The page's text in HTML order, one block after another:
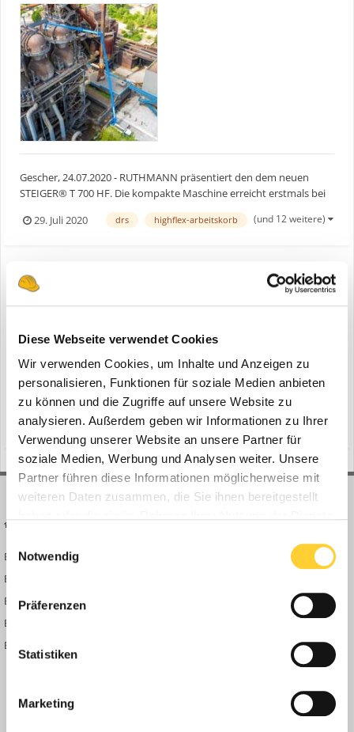
Diese Webseite verwendet Cookies
Wir verwenden Cookies, um Inhalte und Anzeigen zu
personalisieren, Funktionen für soziale Medien anbieten
zu können und die Zugriffe auf unsere Website zu
analysieren. Außerdem geben wir Informationen zu Ihrer
Verwendung unserer Website an unsere Partner für
soziale Medien, Werbung und Analysen weiter. Unsere
Partner führen diese Informationen möglicherweise mit
weiteren Daten zusammen, die Sie ihnen bereitgestellt
Notwendig
Präferenzen
Statistiken
Marketing
Gescher, 24.07.2020 - RUTHMANN präsentiert den dem neuen
STEIGER® T 700 HF. Die kompakte Maschine erreicht erstmals bei
RUTHMANN mit einem Fahrgestell unter 12 m Länge, 70 m
Arbeitshöhe und überragende 41 m Reichweite. Bauforum24
29. Juli 2020 drs highflex-arbeitskorb (und 12 weitere)
ein Thema erstellte Bauforum24 inNews aus der
Gescher, 24.07.2020 - RUTHMANN präsentiert den dem neuen
STEIGER® T 700 HF. Die kompakte Maschine erreicht erstmals bei
RUTHMANN mit einem Fahrgestell unter 12 m Länge, 70 m
Arbeitshöhe und überragende 41 m Reichweite. Bauforum24
Artikel (20.11.2019): Ruthmann Steiger TB 270 pro Der neu...
29. Juli 2020 drs highflex-arbeitskorb (und 12 weitere)
Bauforum24 News
Bauforum24 TV
BF24 Mediathek
BF24 Fotostrecken
Bauforum Shop